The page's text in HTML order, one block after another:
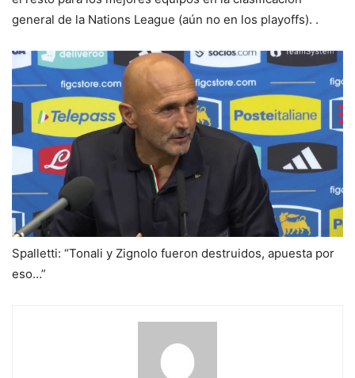
general de la Nations League (aún no en los playoffs). .
Spalletti: “Tonali y Zignolo fueron destruidos, apuesta por
eso…”